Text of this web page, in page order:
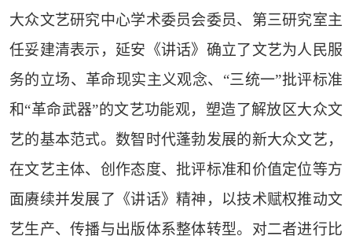
大众文艺研究中心学术委员会委员、第三研究室主
任妥建清表示，延安《讲话》确立了文艺为人民服
务的立场、革命现实主义观念、“三统一”批评标准
和“革命武器”的文艺功能观，塑造了解放区大众文
艺的基本范式。数智时代蓬勃发展的新大众文艺，
在文艺主体、创作态度、批评标准和价值定位等方
面赓续并发展了《讲话》精神，以技术赋权推动文
艺生产、传播与出版体系整体转型。对二者进行比